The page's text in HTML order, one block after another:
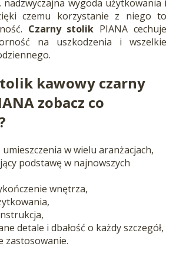
wygoda użytkowania i
czemu korzystanie z niego to
Czarny stolik PIANA cechuje
na uszkodzenia i wszelkie
kawowy czarny
zobacz co
w wielu aranżacjach,
podstawę w najnowszych
wnętrza,
detale i dbałość o każdy szczegół,
zastosowanie.